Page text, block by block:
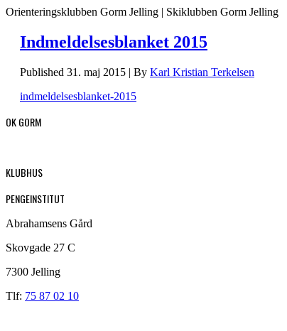
Orienteringsklubben Gorm Jelling | Skiklubben Gorm Jelling
Indmeldelsesblanket 2015
Published 31. maj 2015 | By Karl Kristian Terkelsen
indmeldelsesblanket-2015
OK GORM
KLUBHUS
PENGEINSTITUT
Abrahamsens Gård
Skovgade 27 C
7300 Jelling
Tlf: 75 87 02 10